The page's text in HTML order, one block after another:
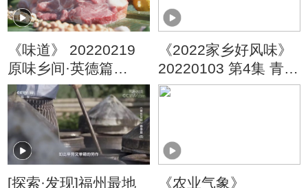
《味道》 20220219
原味乡间·英德篇
（3）
《2022家乡好风味》
20220103 第4集 青海
大通
[探索·发现]福州最地
《农业气象》